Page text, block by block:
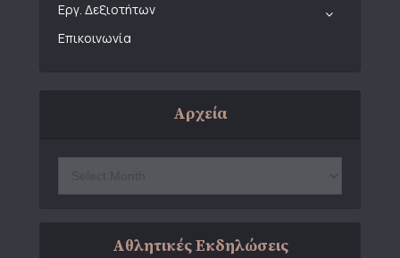
Εργ. Δεξιοτήτων
Επικοινωνία
Αρχεία
Αθλητικές Εκδηλώσεις